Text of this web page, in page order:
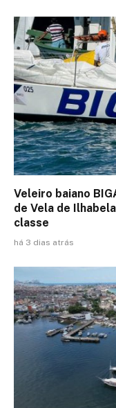
Veleiro baiano
de Vela de
classe
há 3 dias atrás